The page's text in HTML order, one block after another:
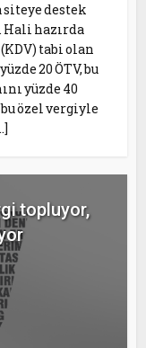
destek
Hali hazırda
tabi olan
20 ÖTV, bu
yüzde 40
özel vergiyle
topluyor,